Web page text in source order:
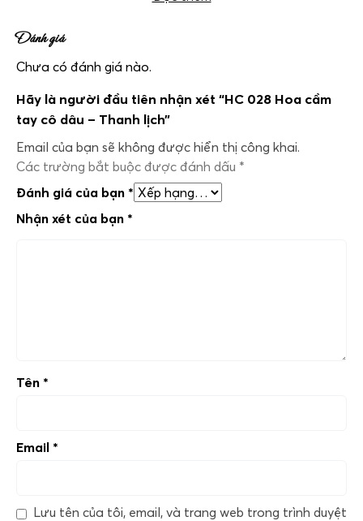
Đánh giá
Chưa có đánh giá nào.
Hãy là người đầu tiên nhận xét “HC 028 Hoa cầm
tay cô dâu – Thanh lịch”
Email của bạn sẽ không được hiển thị công khai.
Các trường bắt buộc được đánh dấu *
Đánh giá của bạn *
Nhận xét của bạn *
Tên *
Email *
Lưu tên của tôi, email, và trang web trong trình duyệt